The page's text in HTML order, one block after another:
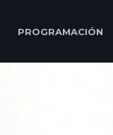
PROGRAMACIÓN